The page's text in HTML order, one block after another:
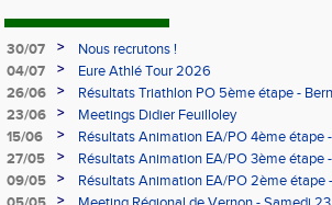
30/07 >
Nous recrutons !
04/07
>
Eure Athlé Tour 2026
26/06
>
Résultats Triathlon PO 5ème étape -
23/06
>
Meetings Didier Feuilloley
15/06
>
Résultats Animation EA/PO 4ème étape
27/05
>
Résultats Animation EA/PO 3ème
09/05
>
Résultats Animation EA/PO 2ème étape
09/05/2026
>